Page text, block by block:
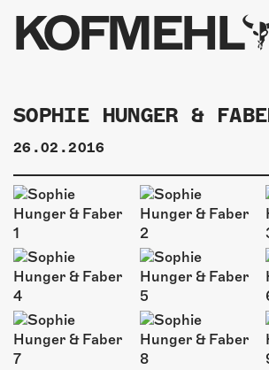
KOFMEHL
PROGRAMM
GALERIE
FOTOGALERIE
PHOTOMAT
INFOS
KONTAKT
SOPHIE HUNGER &
26.02.2016